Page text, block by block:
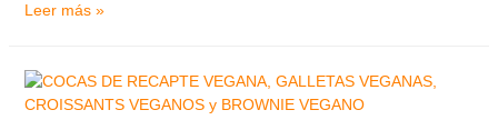
Leer más »